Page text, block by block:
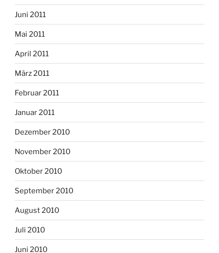
Juni 2011
Mai 2011
April 2011
März 2011
Februar 2011
Januar 2011
Dezember 2010
November 2010
Oktober 2010
September 2010
August 2010
Juli 2010
Juni 2010